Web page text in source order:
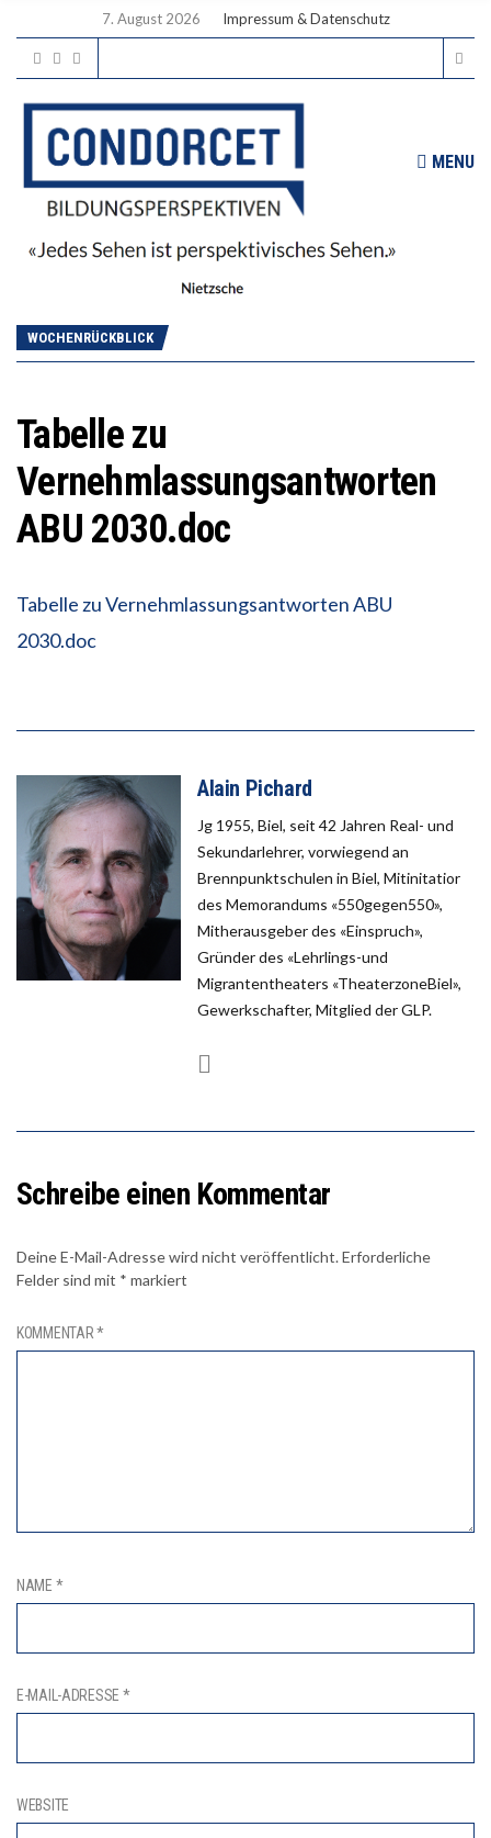
7. August 2026 Impressum & Datenschutz
MENU
WOCHENRÜCKBLICK
Tabelle zu
Vernehmlassungsantworten
ABU 2030.doc
Tabelle zu Vernehmlassungsantworten ABU
2030.doc
Alain Pichard
Jg 1955, Biel, seit 42 Jahren Real- und
Sekundarlehrer, vorwiegend an
Brennpunktschulen in Biel, Mitinitatior
des Memorandums «550gegen550»,
Mitherausgeber des «Einspruch»,
Gründer des «Lehrlings-und
Migrantentheaters «TheaterzoneBiel»,
Gewerkschafter, Mitglied der GLP.
Schreibe einen Kommentar
Deine E-Mail-Adresse wird nicht veröffentlicht.Erforderliche
Felder sind mit * markiert
KOMMENTAR*
NAME *
E-MAIL-ADRESSE *
WEBSITE